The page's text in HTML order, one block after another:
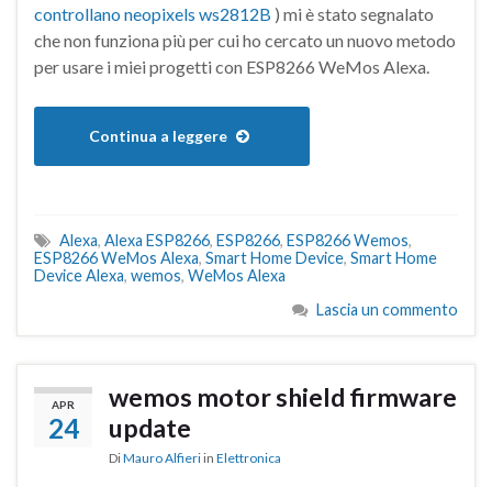
controllano neopixels ws2812B ) mi è stato segnalato
che non funziona più per cui ho cercato un nuovo metodo
per usare i miei progetti con ESP8266 WeMos Alexa.
Continua a leggere
Alexa, Alexa ESP8266, ESP8266, ESP8266 Wemos,
ESP8266 WeMos Alexa, Smart Home Device, Smart Home
Device Alexa, wemos, WeMos Alexa
Lascia un commento
APR
24
wemos motor shield firmware
update
DiMauro Alfieri in Elettronica